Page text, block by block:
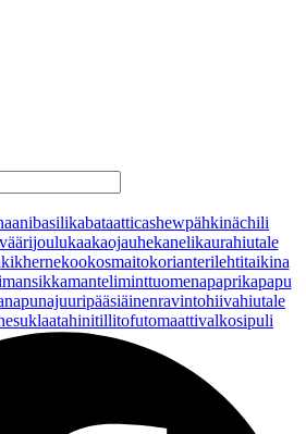
basilikabataatticashewpähkinächili
joulukaakaojauhekanelikaurahiutale
kikhernekookosmaitokorianterilehtitaikina
mansikkamanteliminttuomenapaprikapapu
punajuuripääsiäinenravintohiivahiutale
suklaatahinitillitofutomaattivalkosipuli